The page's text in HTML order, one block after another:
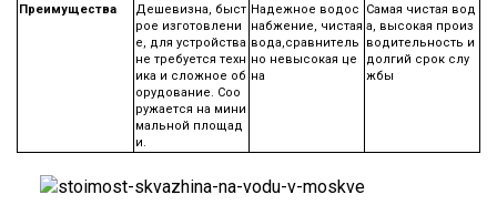
Преимущества
Дешевизна, быст
рое изготовлени
е, для устройства
не требуется техн
ика и сложное об
орудование. Соо
ружается на мини
мальной площад
и.
Надежное водос
набжение, чистая
вода,сравнитель
но невысокая це
на
Самая чистая вод
а, высокая произ
водительность и
долгий срок слу
жбы